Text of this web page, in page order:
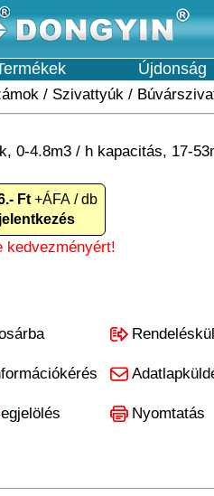
Újdonság
/ Szivattyúk /
0-4.8m3 / h kapacitás, 17-
Ft +ÁFA / db
kedvezményért!
Nyomtatás